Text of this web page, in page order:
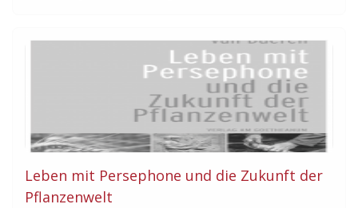
Leben mit Persephone und die Zukunft der
Pflanzenwelt